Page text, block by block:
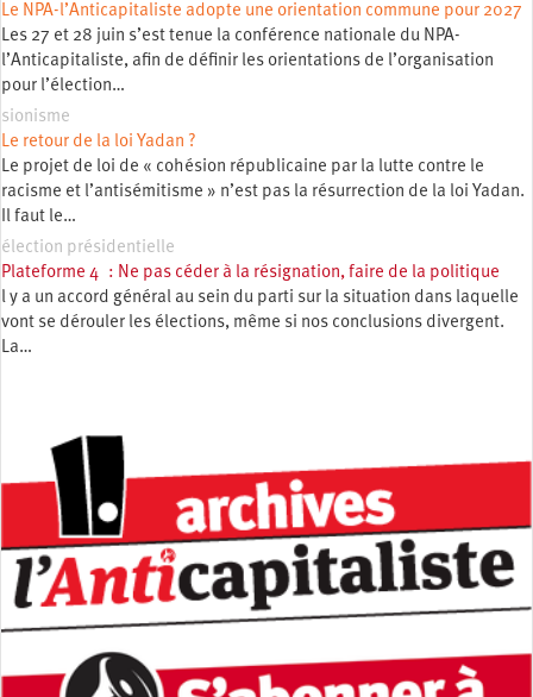
Le NPA-l’Anticapitaliste adopte une orientation commune pour 2027
Les 27 et 28 juin s’est tenue la conférence nationale du NPA-
l’Anticapitaliste, afin de définir les orientations de l’organisation
pour l’élection…
sionisme
Le retour de la loi Yadan ?
Le projet de loi de « cohésion républicaine par la lutte contre le
racisme et l’antisémitisme » n’est pas la résurrection de la loi Yadan.
Il faut le…
élection présidentielle
Plateforme 4 : Ne pas céder à la résignation, faire de la politique
l y a un accord général au sein du parti sur la situation dans laquelle
vont se dérouler les élections, même si nos conclusions divergent.
La…